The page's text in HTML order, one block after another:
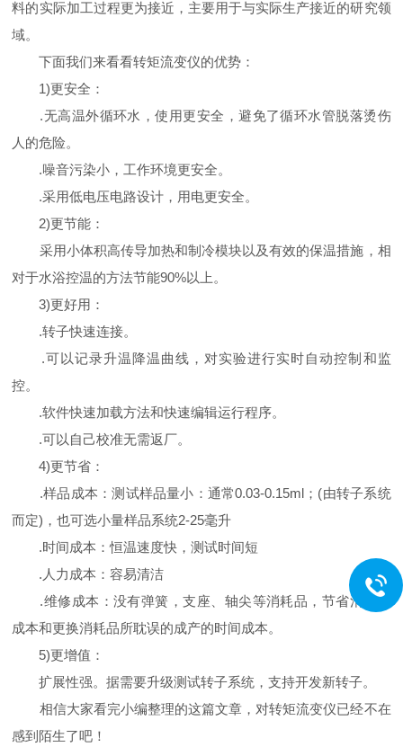
料的实际加工过程更为接近，主要用于与实际生产接近的研究领
域。
下面我们来看看转矩流变仪的优势：
1)更安全：
.无高温外循环水，使用更安全，避免了循环水管脱落烫伤
人的危险。
.噪音污染小，工作环境更安全。
.采用低电压电路设计，用电更安全。
2)更节能：
采用小体积高传导加热和制冷模块以及有效的保温措施，相
对于水浴控温的方法节能90%以上。
3)更好用：
.转子快速连接。
.可以记录升温降温曲线，对实验进行实时自动控制和监
控。
.软件快速加载方法和快速编辑运行程序。
.可以自己校准无需返厂。
4)更节省：
.样品成本：测试样品量小：通常0.03-0.15ml；(由转子系统
而定)，也可选小量样品系统2-25毫升
.时间成本：恒温速度快，测试时间短
.人力成本：容易清洁
.维修成本：没有弹簧，支座、轴尖等消耗品，节省消耗品
成本和更换消耗品所耽误的成产的时间成本。
5)更增值：
扩展性强。据需要升级测试转子系统，支持开发新转子。
相信大家看完小编整理的这篇文章，对转矩流变仪已经不在
感到陌生了吧！